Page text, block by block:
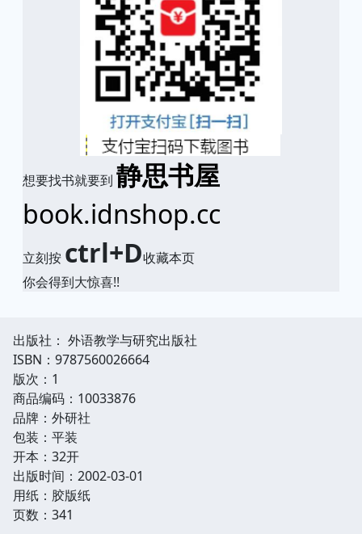
想要找书就要到 静思书屋
book.idnshop.cc
立刻按 ctrl+D收藏本页
你会得到大惊喜!!
出版社： 外语教学与研究出版社
ISBN：9787560026664
版次：1
商品编码：10033876
品牌：外研社
包装：平装
开本：32开
出版时间：2002-03-01
用纸：胶版纸
页数：341